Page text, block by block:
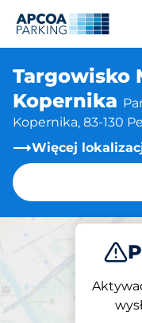
Targowisko
Kopernika
Kopernika, 83-130
Więcej